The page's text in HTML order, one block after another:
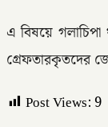
এ বিষয়ে
গ্রেফতারকৃতদের
Post Views:9